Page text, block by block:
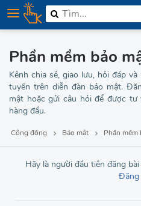
Máy chủ
Website
Điện thoại
Kiến thức bảo mật
Phần mềm bảo mật
Thương hiệu
MMO
Phần mềm bảo
Kênh chia sẻ, giao lưu, hỏi đáp
tuyến trên diễn đàn bảo mật.
mật hoặc gửi câu hỏi để được
hàng đầu.
Cộng đồng Bảo mật Phần mềm
Hãy là người đầu tiên đăng
Đăng